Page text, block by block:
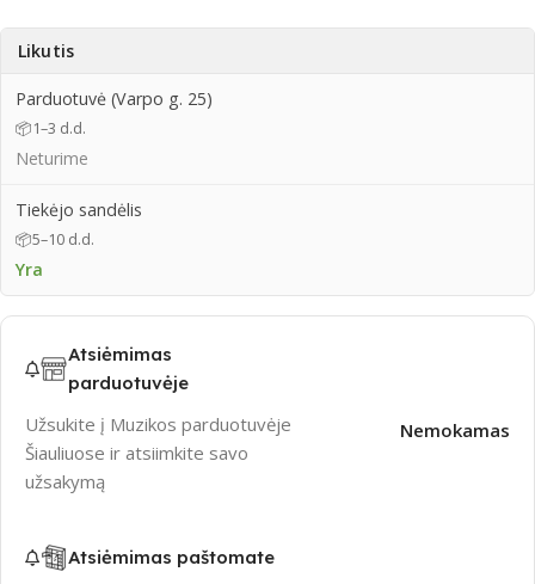
Likutis
Parduotuvė (Varpo g. 25)
📦1–3 d.d.
Neturime
Tiekėjo sandėlis
📦5–10 d.d.
Yra
Atsiėmimas
parduotuvėje
Užsukite į Muzikos parduotuvėje
Šiauliuose ir atsiimkite savo
užsakymą
Nemokamas
Atsiėmimas paštomate